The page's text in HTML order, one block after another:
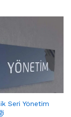
Seri Yönetim